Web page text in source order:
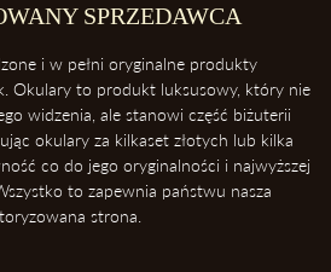
SPRZEDAWCA
i w pełni oryginalne produkty
Okulary to produkt luksusowy, który nie
widzenia, ale stanowi część biżuterii
okulary za kilkaset złotych lub kilka
co do jego oryginalności i najwyższej
to zapewnia państwu nasza
strona.